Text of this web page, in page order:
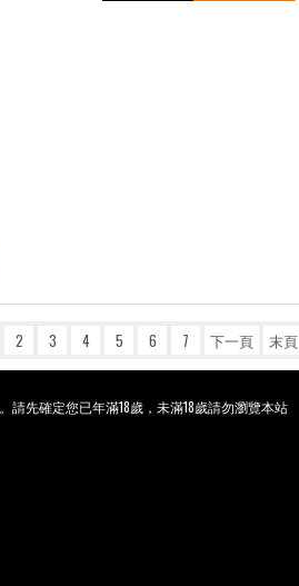
2 3 4 5 6 7 下一頁 末頁
請先確定您已年滿18歲，未滿18歲請勿瀏覽本站